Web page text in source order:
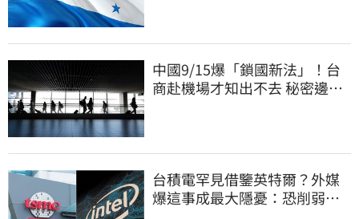
中國9/15爆「鎖國新法」！台
商赴機場才知出不去 秘密邊控
台積電罕見借鑒英特爾？外媒
爆這事成最大隱憂：恐削弱領